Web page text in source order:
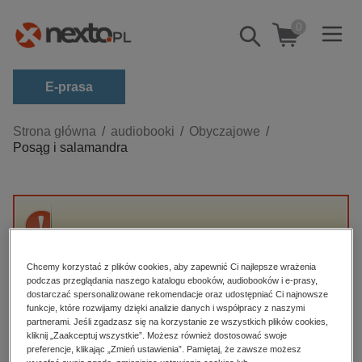
Pokaż/schowaj
wyszukiwarkę
0
E-prasa
Kategorie
Zobacz wszystkie E-prasa
budownictwo, aranżacja wnętrz
dzienniki
edukacja
hobby, sport, rozrywka
komputery, internet, technologie, informatyka
Strona główna audiobooki
Obyczajowe
Posąg i salamandra
Przepraszamy, ale produkt „Posąg i
High-contrast mode
Polecane
Chcemy korzystać z plików cookies, aby zapewnić Ci najlepsze wrażenia
podczas przeglądania naszego katalogu ebooków, audiobooków i e-prasy,
dostarczać spersonalizowane rekomendacje oraz udostępniać Ci najnowsze
funkcje, które rozwijamy dzięki analizie danych i współpracy z naszymi
partnerami. Jeśli zgadzasz się na korzystanie ze wszystkich plików cookies,
kliknij „Zaakceptuj wszystkie”. Możesz również dostosować swoje
preferencje, klikając „Zmień ustawienia”. Pamiętaj, że zawsze możesz